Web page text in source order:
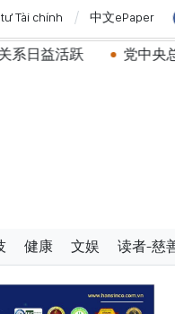
Tài chính 中文ePaper
党中央总书记、国家
健康 文娱 读者-慈